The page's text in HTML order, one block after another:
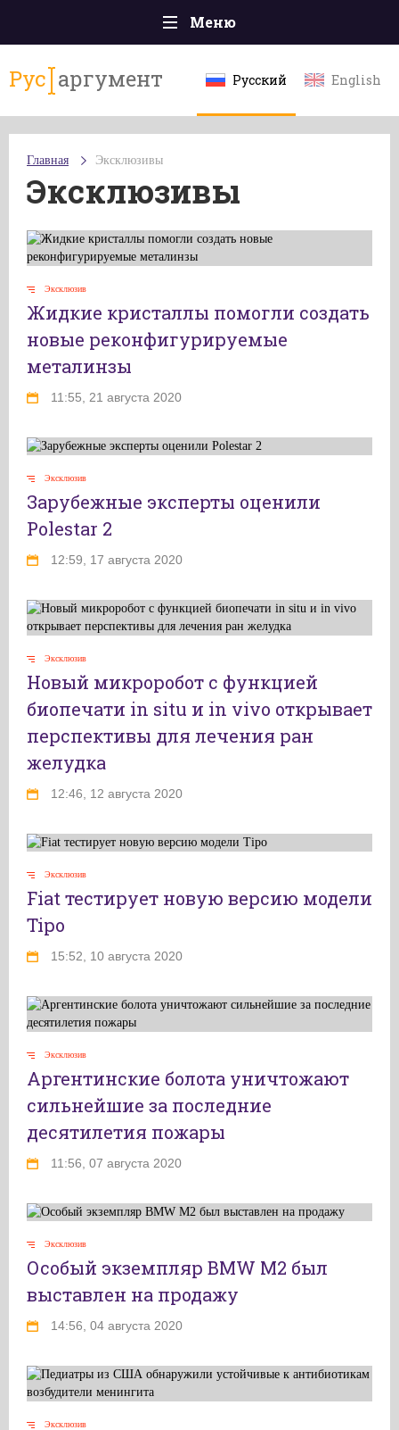
Меню
Политика
Общество
Экономика
Спорт
Культура
Эксклюзивы
Рус аргумент Русский English
Главная Эксклюзивы
Эксклюзивы
Эксклюзив
Жидкие кристаллы помогли создать
новые реконфигурируемые
металинзы
11:55, 21 августа 2020
Эксклюзив
Зарубежные эксперты оценили
Polestar 2
12:59, 17 августа 2020
Эксклюзив
Новый микроробот с функцией
биопечати in situ и in vivo открывает
перспективы для лечения ран
желудка
12:46, 12 августа 2020
Эксклюзив
Fiat тестирует новую версию модели
Tipo
15:52, 10 августа 2020
Эксклюзив
Аргентинские болота уничтожают
сильнейшие за последние
десятилетия пожары
11:56, 07 августа 2020
Эксклюзив
Особый экземпляр BMW M2 был
выставлен на продажу
14:56, 04 августа 2020
Эксклюзив